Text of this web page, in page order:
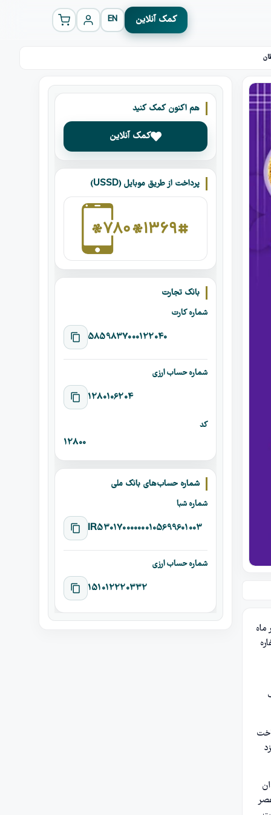
کمک آنلاین EN
و کفاره
و پرداخت
هم اکنون کمک کنید
کمک آنلاین
پرداخت از طریق موبایل (USSD)
بانک تجارت
شماره کارت
5859837000122040
شماره حساب ارزی
1280106204
کد
12800
شماره حساب‌های بانک ملی
شماره شبا
IR530170000000105699601003
شماره حساب ارزی
151012220332